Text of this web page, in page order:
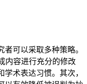
可以采取多种策略。
内容进行充分的修改
术表达习惯。其次，